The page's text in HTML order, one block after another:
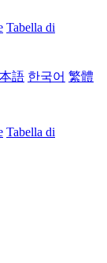
Tabella di
語 한국어 繁體
Tabella di